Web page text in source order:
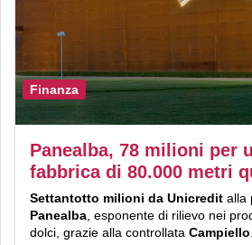
Finanza
Panealba, 78 milioni per
fabbrica di 80.000 metri
Settantotto milioni da Unicredit alla
Panealba , esponente di rilievo nei
dolci, grazie alla controllata Campiello